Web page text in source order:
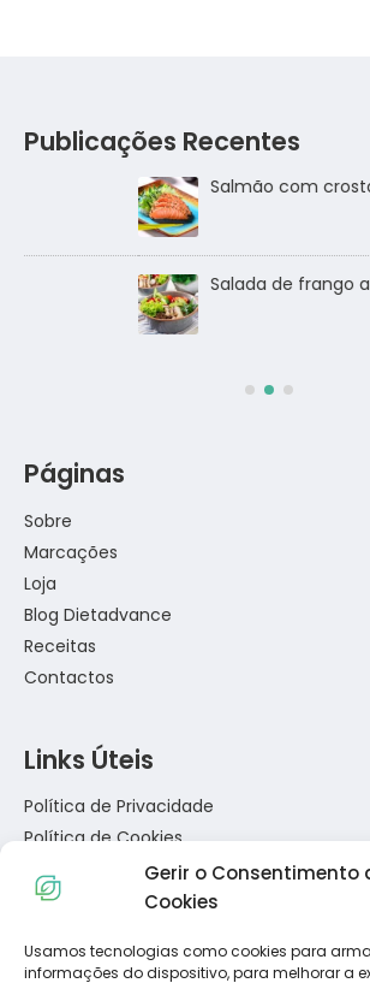
Gerir o Consentimento
Cookies
Usamos tecnologias como cookies para
informações do dispositivo, para melhorar a
Publicações Recentes
Salmão com crosta de sésamo
Salada de frango ao molho alho
Páginas
Sobre
Marcações
Loja
Blog Dietadvance
Receitas
Contactos
Links Úteis
Política de Privacidade
Política de Cookies
Termos e Condições
Resolução de Conflitos de Consumo